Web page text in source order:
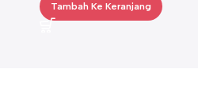
Tambah Ke Keranjang